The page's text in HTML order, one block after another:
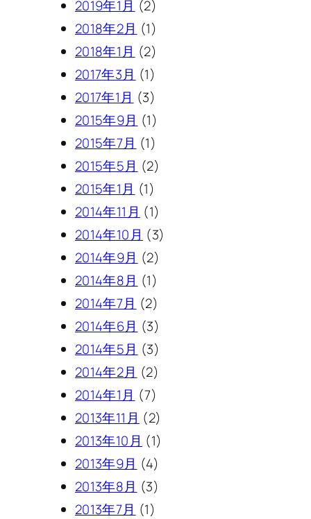
2019年1月 (2)
2018年2月 (1)
2018年1月 (2)
2017年3月 (1)
2017年1月 (3)
2015年9月 (1)
2015年7月 (1)
2015年5月 (2)
2015年1月 (1)
2014年11月 (1)
2014年10月 (3)
2014年9月 (2)
2014年8月 (1)
2014年7月 (2)
2014年6月 (3)
2014年5月 (3)
2014年2月 (2)
2014年1月 (7)
2013年11月 (2)
2013年10月 (1)
2013年9月 (4)
2013年8月 (3)
2013年7月 (1)